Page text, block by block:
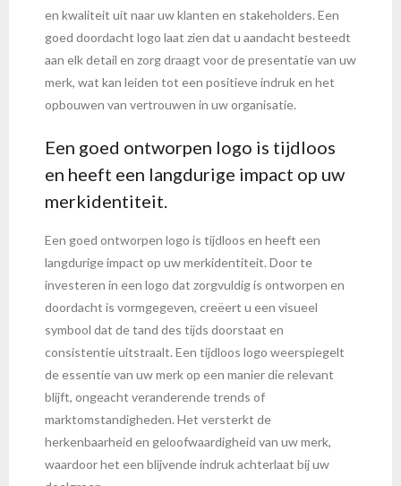
en kwaliteit uit naar uw klanten en stakeholders. Een
goed doordacht logo laat zien dat u aandacht besteedt
aan elk detail en zorg draagt voor de presentatie van uw
merk, wat kan leiden tot een positieve indruk en het
opbouwen van vertrouwen in uw organisatie.
Een goed ontworpen logo is tijdloos
en heeft een langdurige impact op uw
merkidentiteit.
Een goed ontworpen logo is tijdloos en heeft een
langdurige impact op uw merkidentiteit. Door te
investeren in een logo dat zorgvuldig is ontworpen en
doordacht is vormgegeven, creëert u een visueel
symbool dat de tand des tijds doorstaat en
consistentie uitstraalt. Een tijdloos logo weerspiegelt
de essentie van uw merk op een manier die relevant
blijft, ongeacht veranderende trends of
marktomstandigheden. Het versterkt de
herkenbaarheid en geloofwaardigheid van uw merk,
waardoor het een blijvende indruk achterlaat bij uw